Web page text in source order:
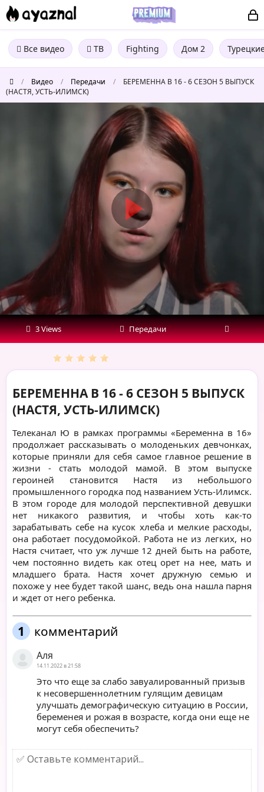
Все видео ТВ Fighting Дом 2
/ Видео / Передачи /
БЕРЕМЕННА В 16 - 6 СЕЗОН 5 ВЫПУСК
(НАСТЯ, УСТЬ-ИЛИМСК)
ВЫПУСК
(НАСТЯ,
УСТЬ-
ИЛИМСК)
3 Views Передачи
БЕРЕМЕННА В 16 - 6 СЕЗОН 5 ВЫПУСК
(НАСТЯ, УСТЬ-ИЛИМСК)
Телеканал Ю в рамках программы «Беременна в 16»
продолжает рассказывать о молоденьких девчонках,
которые приняли для себя самое главное решение в
жизни - стать молодой мамой. В этом выпуске
героиней становится Настя из небольшого
промышленного городка под названием Усть-Илимск.
В этом городе для молодой перспективной девушки
нет никакого развития, и чтобы хоть как-то
зарабатывать себе на кусок хлеба и мелкие расходы,
она работает посудомойкой. Работа не из легких, но
Настя считает, что уж лучше 12 дней быть на работе,
чем постоянно видеть как отец орет на нее, мать и
младшего брата. Настя хочет дружную семью и
похоже у нее будет такой шанс, ведь она нашла парня
и ждет от него ребенка.
1 комментарий
Аля
14.11.2022 в 21:58
Это что еще за слабо завуалированный призыв
к несовершеннолетним гулящим девицам
улучшать демографическую ситуацию в России,
беременея и рожая в возрасте, когда они еще не
могут себя обеспечить?